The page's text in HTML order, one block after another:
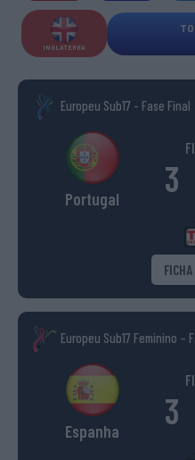
INGLATERRA
Europeu Sub17 - Fase Final
Portugal 3
Europeu Sub17 Feminino –
Espanha 3